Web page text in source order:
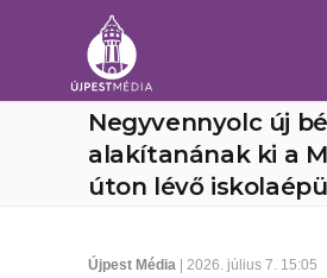
Negyvennyolc új
alakítanának ki a
úton lévő
Újpest Média | 2026. július 7. 15:05